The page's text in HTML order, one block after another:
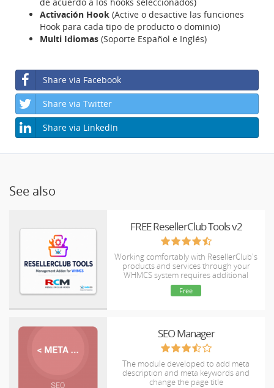
Activación Hook (Active o desactive las funciones
Hook para cada tipo de producto o dominio)
Multi Idiomas (Soporte Español e Inglés)
Share via Facebook
Share via Twitter
Share via LinkedIn
See also
FREE ResellerClub Tools v2
Working comfortably with ResellerClub's
products and services through your
WHMCS system requires additional
tools.
Free
SEO Manager
The module developed to add meta
description and meta keywords and
change the page title